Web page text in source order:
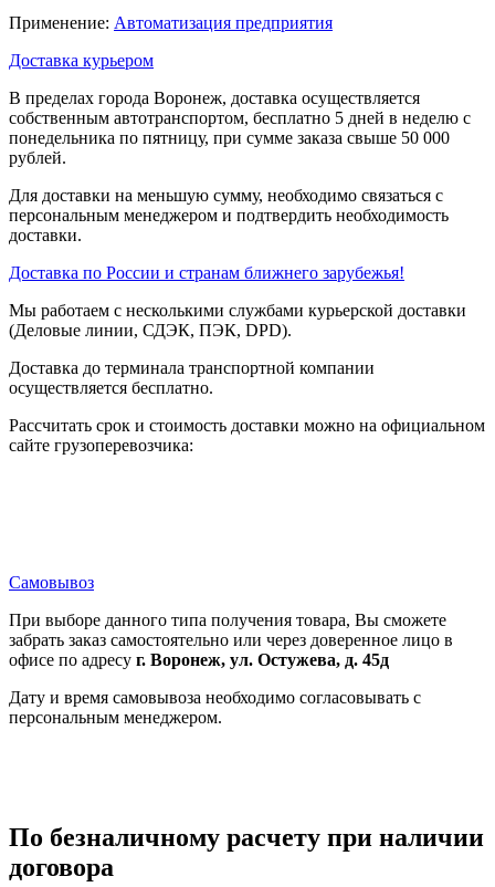
Применение: Автоматизация предприятия
Доставка курьером
В пределах города Воронеж, доставка осуществляется
собственным автотранспортом, бесплатно 5 дней в неделю с
понедельника по пятницу, при сумме заказа свыше 50 000
рублей.
Для доставки на меньшую сумму, необходимо связаться с
персональным менеджером и подтвердить необходимость
доставки.
Доставка по России и странам ближнего зарубежья!
Мы работаем с несколькими службами курьерской доставки
(Деловые линии, СДЭК, ПЭК, DPD).
Доставка до терминала транспортной компании
осуществляется бесплатно.
Рассчитать срок и стоимость доставки можно на официальном
сайте грузоперевозчика:
Самовывоз
При выборе данного типа получения товара, Вы сможете
забрать заказ самостоятельно или через доверенное лицо в
офисе по адресу г. Воронеж, ул. Остужева, д. 45д
Дату и время самовывоза необходимо согласовывать с
персональным менеджером.
По безналичному расчету при наличии
договора